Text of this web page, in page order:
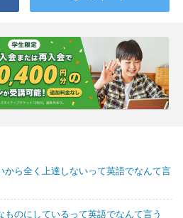
ら全く上達しないって英語でなんて言
のにしているって英語でなんて言う